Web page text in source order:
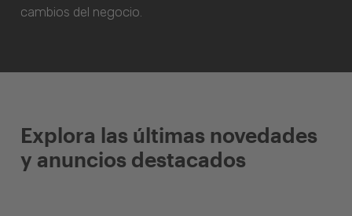
cambios del negocio.
Explora las últimas novedades
y anuncios destacados